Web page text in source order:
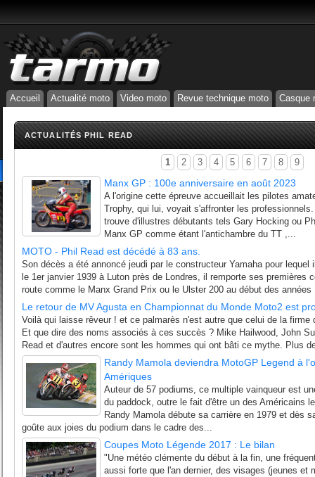
Accueil Actualité moto Video moto Revue technique moto Casque
ACTUALITÉS PHIL READ
1 2 3 4 5 6 7 8 9
Manx GP : 100e anniversaire en août 2023
A l'origine cette épreuve accueillait les pilotes
Trophy, qui lui, voyait s'affronter les
trouve d'illustres débutants tels Gary Hocking ou
Manx GP comme étant l'antichambre du TT ,...
MOTO - Phil Read est décédé à 83 ans.
Son décès a été annoncé jeudi par le constructeur Yamaha pour
le 1er janvier 1939 à Luton près de Londres, il remporte ses premières
route comme le Manx Grand Prix ou le Ulster 200 au début des
Le retour de MV Agusta en Championnat du Monde Moto2 est
Voilà qui laisse rêveur ! et ce palmarès n'est autre que celui de la firme
Et que dire des noms associés à ces succès ? Mike Hailwood, John
Read et d'autres encore sont les hommes qui ont bâti ce mythe. Plus
Randy Mamola deviendra MotoGP Legend à
Amériques
Auteur de 57 podiums, ce multiple vainqueur est
du paddock, outre le fait d'être un des Américains
Randy Mamola débute sa carrière en 1979 et dès
goûte aux joies du podium dans le cadre des...
Coupes Moto Légende 2017 : Le bilan
"Une météo clémente du début à la fin, une
aussi forte que l'an dernier, des visages (jeunes et